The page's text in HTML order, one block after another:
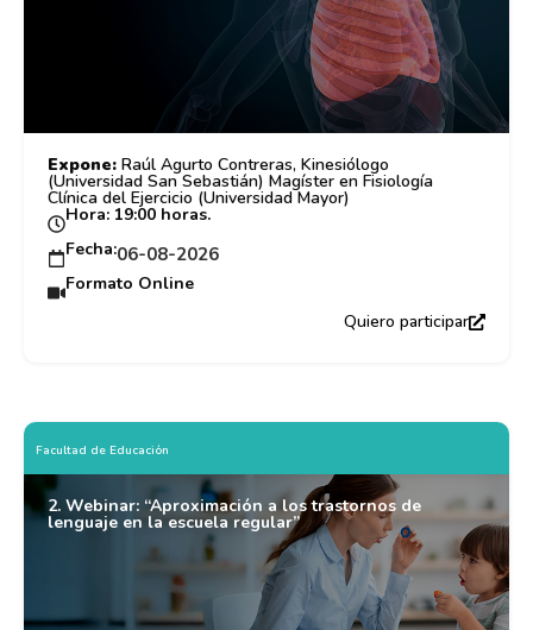
Expone: Raúl Agurto Contreras, Kinesiólogo
(Universidad San Sebastián) Magíster en Fisiología
Clínica del Ejercicio (Universidad Mayor)
Hora: 19:00 horas.
Fecha:06-08-2026
Formato Online
Quiero participar
Facultad de Educación
2. Webinar: “Aproximación a los trastornos de
lenguaje en la escuela regular”